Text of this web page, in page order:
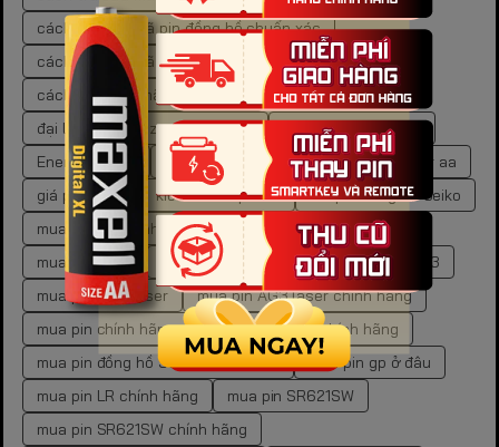
cách tra cứu mã pin đồng hồ chuẩn xác
cách tra cứu mã pin đồng hồ tại nhà
cách xác định mã pin đồng hồ
đại lý pin energizer chính hãng
dung lượng pin aaa
Energizer Max
Energizer Max AA
giá pin energizer aa
giá pin gp aa
kích thước pin aa
mã pin đồng hồ Seiko
mua pin 9V chính hãng
mua pin aa chính hãng
mua pin AG10
mua pin AG10 đồng hồ
mua pin AG3
mua pin AG3 laser
mua pin AG3 laser chính hãng
mua pin chính hãng
mua pin cr2450 chính hãng
mua pin đồng hồ Seiko chính hãng
mua pin gp ở đâu
mua pin LR chính hãng
mua pin SR621SW
mua pin SR621SW chính hãng